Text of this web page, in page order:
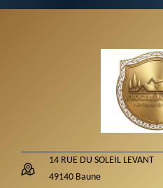
14 RUE DU SOLEIL LEVANT
49140 Baune